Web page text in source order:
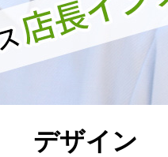
デザイン